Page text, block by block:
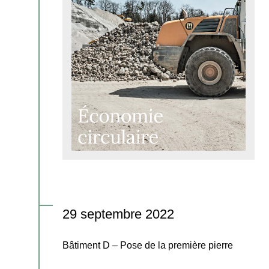
29 septembre 2022
Bâtiment D – Pose de la première pierre